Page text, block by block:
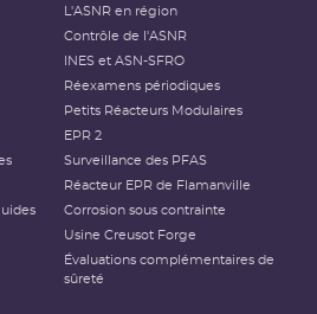
L'ASNR en région
Contrôle de l'ASNR
INES et ASN-SFRO
Réexamens périodiques
Petits Réacteurs Modulaires
EPR 2
Surveillance des PFAS
Réacteur EPR de Flamanville
Corrosion sous contrainte
Usine Creusot Forge
Évaluations complémentaires de
sûreté